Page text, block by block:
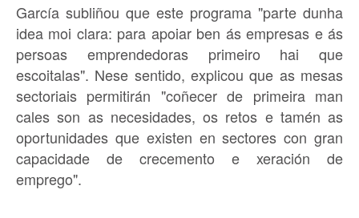
García subliñou que este programa "parte dunha
idea moi clara: para apoiar ben ás empresas e ás
persoas emprendedoras primeiro hai que
escoitalas". Nese sentido, explicou que as mesas
sectoriais permitirán "coñecer de primeira man
cales son as necesidades, os retos e tamén as
oportunidades que existen en sectores con gran
capacidade de crecemento e xeración de
emprego".